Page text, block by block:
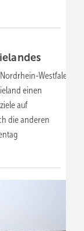
Westfalen
einen
auf
die anderen